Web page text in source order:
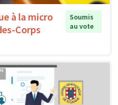
à la micro
Corps
Soumis
au vote